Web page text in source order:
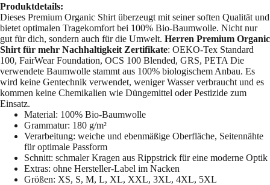
Produktdetails:
Dieses Premium Organic Shirt überzeugt mit seiner soften Qualität und
bietet optimalen Tragekomfort bei 100% Bio-Baumwolle. Nicht nur
gut für dich, sondern auch für die Umwelt. Herren Premium Organic
Shirt für mehr Nachhaltigkeit Zertifikate: OEKO-Tex Standard
100, FairWear Foundation, OCS 100 Blended, GRS, PETA Die
verwendete Baumwolle stammt aus 100% biologischem Anbau. Es
wird keine Gentechnik verwendet, weniger Wasser verbraucht und es
kommen keine Chemikalien wie Düngemittel oder Pestizide zum
Einsatz.
Material: 100% Bio-Baumwolle
Grammatur: 180 g/m²
Verarbeitung: weiche und ebenmäßige Oberfläche, Seitennähte
für optimale Passform
Schnitt: schmaler Kragen aus Rippstrick für eine moderne Optik
Extras: ohne Hersteller-Label im Nacken
Größen: XS, S, M, L, XL, XXL, 3XL, 4XL, 5XL